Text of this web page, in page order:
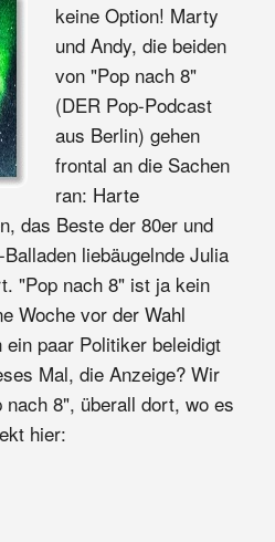
keine Option! Marty
und Andy, die beiden
von "Pop nach 8"
(DER Pop-Podcast
aus Berlin) gehen
frontal an die Sachen
ran: Harte
das Beste der 80er und
liebäugelnde Julia
"Pop nach 8" ist ja kein
Woche vor der Wahl
paar Politiker beleidigt
Mal, die Anzeige? Wir
8", überall dort, wo es
hier: